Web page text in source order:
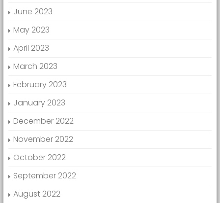
June 2023
May 2023
April 2023
March 2023
February 2023
January 2023
December 2022
November 2022
October 2022
September 2022
August 2022